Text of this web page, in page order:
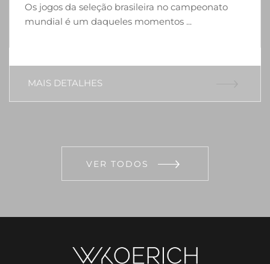
Os jogos da seleção brasileira no campeonato
mundial é um daqueles momentos ...
MAIS DETALHES
VER TODOS